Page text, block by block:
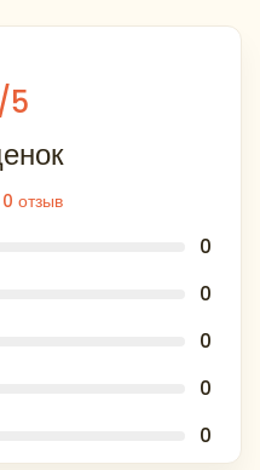
на равнозначные
/5
0 отзыв
0
0
0
0
0